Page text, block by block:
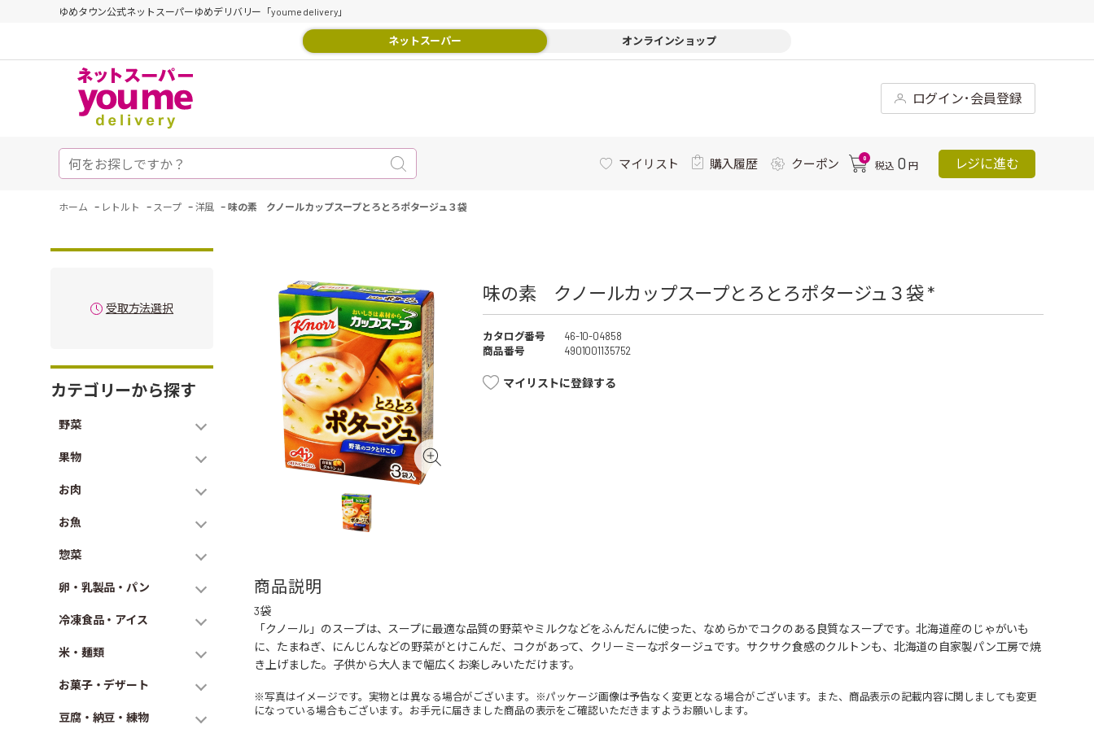
ゆめタウン公式ネットスーパーゆめデリバリー「youme delivery」
ネットスーパー オンラインショップ
ログイン･会員登録
マイリスト 購入履歴 クーポン 0
税込 0 円 レジに進む
ホーム - レトルト - スープ - 洋風 - 味の素 クノールカップスープとろとろポタージュ３袋
受取方法選択
カテゴリーから探す
野菜
果物
お肉
お魚
惣菜
卵・乳製品・パン
冷凍食品・アイス
米・麺類
お菓子・デザート
豆腐・納豆・練物
味の素 クノールカップスープとろとろポタージュ３袋 *
カタログ番号
46-10-04858
商品番号
4901001135752
マイリストに登録する
商品説明
3袋
「クノール」のスープは、スープに最適な品質の野菜やミルクなどをふんだんに使った、なめらかでコクのある良質なスープです。北海道産のじゃがいも
に、たまねぎ、にんじんなどの野菜がとけこんだ、コクがあって、クリーミーなポタージュです。サクサク食感のクルトンも、北海道の自家製パン工房で焼
き上げました。子供から大人まで幅広くお楽しみいただけます。
※写真はイメージです。実物とは異なる場合がございます。※パッケージ画像は予告なく変更となる場合がございます。また、商品表示の記載内容に関しましても変更
になっている場合もございます。お手元に届きました商品の表示をご確認いただきますようお願いします。